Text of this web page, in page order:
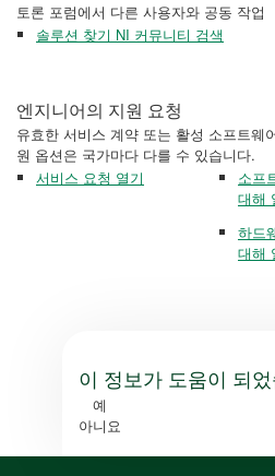
토론 포럼에서 다른 사용자와 공동 작업
솔루션 찾기 NI 커뮤니티 검색
엔지니어의 지원 요청
유효한 서비스 계약 또는 활성 소프트웨
원 옵션은 국가마다 다를 수 있습니다.
서비스 요청 열기
소프
대해
하드
대해
이 정보가 도움이 되
예
아니요